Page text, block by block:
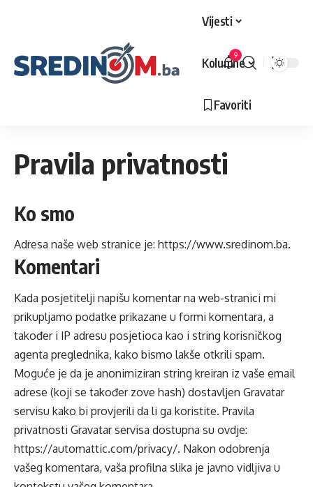
Vijesti
Kolumne
Favoriti
9
Pravila privatnosti
Ko smo
Adresa naše web stranice je: https://www.sredinom.ba.
Komentari
Kada posjetitelji napišu komentar na web-stranici mi
prikupljamo podatke prikazane u formi komentara, a
također i IP adresu posjetioca kao i string korisničkog
agenta preglednika, kako bismo lakše otkrili spam.
Moguće je da je anonimiziran string kreiran iz vaše email
adrese (koji se također zove hash) dostavljen Gravatar
servisu kako bi provjerili da li ga koristite. Pravila
privatnosti Gravatar servisa dostupna su ovdje:
https://automattic.com/privacy/. Nakon odobrenja
vašeg komentara, vaša profilna slika je javno vidljiva u